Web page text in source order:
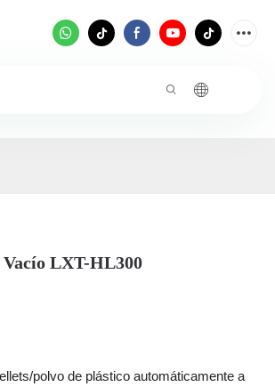
LXT-HL300
polvo de plástico automáticamente a